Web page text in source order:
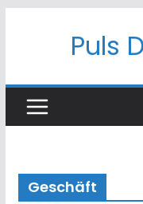
Puls
Geschäft